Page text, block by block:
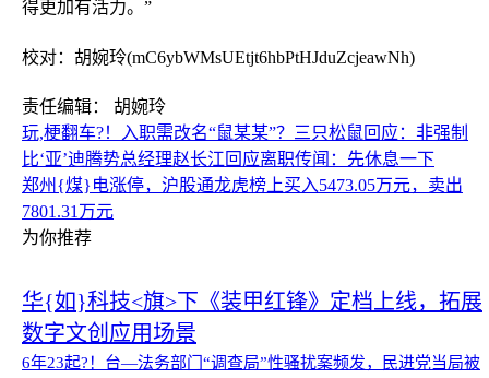
得更加有活力。”
校对：胡婉玲(mC6ybWMsUEtjt6hbPtHJduZcjeawNh)
责任编辑： 胡婉玲
玩,梗翻车?！入职需改名“鼠某某”？三只松鼠回应：非强制
比‘亚’迪腾势总经理赵长江回应离职传闻：先休息一下
郑州{煤}电涨停，沪股通龙虎榜上买入5473.05万元，卖出
7801.31万元
为你推荐
华{如}科技<旗>下《装甲红锋》定档上线，拓展
数字文创应用场景
6年23起?！台—法务部门“调查局”性骚扰案频发，民进党当局被